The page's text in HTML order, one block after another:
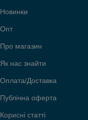
Новинки
Опт
Про магазин
Як нас знайти
Оплата/Доставка
Публічна оферта
Корисні статті